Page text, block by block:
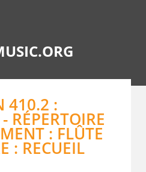
410.2 :
RÉPERTOIRE
: FLÛTE
: RECUEIL